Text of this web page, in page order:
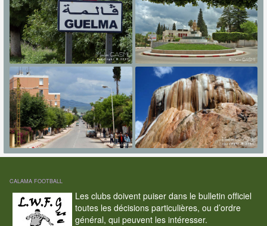
CALAMA FOOTBALL
Les clubs doivent puiser dans le bulletin officiel
toutes les décisions particulières, ou d’ordre
général, qui peuvent les intéresser.